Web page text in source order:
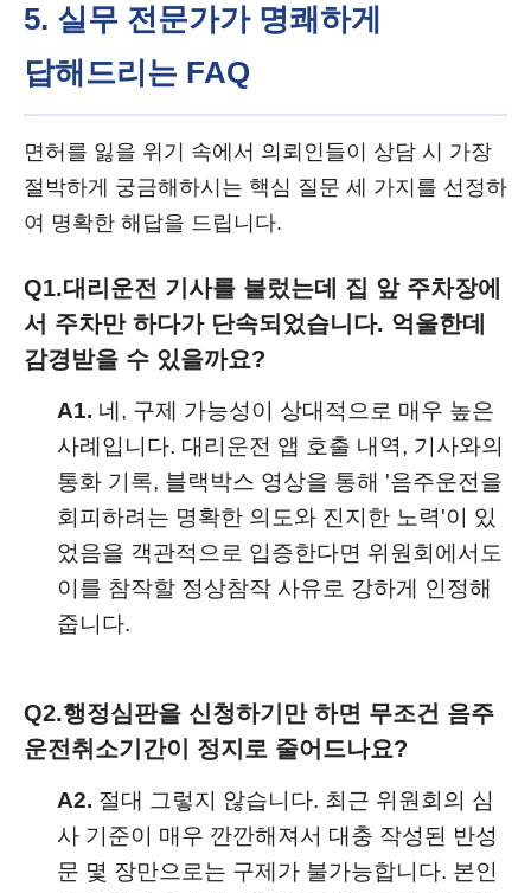
5. 실무 전문가가 명쾌하게
답해드리는 FAQ
면허를 잃을 위기 속에서 의뢰인들이 상담 시 가장
절박하게 궁금해하시는 핵심 질문 세 가지를 선정하
여 명확한 해답을 드립니다.
Q1.대리운전 기사를 불렀는데 집 앞 주차장에
서 주차만 하다가 단속되었습니다. 억울한데
감경받을 수 있을까요?
A1. 네, 구제 가능성이 상대적으로 매우 높은
사례입니다. 대리운전 앱 호출 내역, 기사와의
통화 기록, 블랙박스 영상을 통해 '음주운전을
회피하려는 명확한 의도와 진지한 노력'이 있
었음을 객관적으로 입증한다면 위원회에서도
이를 참작할 정상참작 사유로 강하게 인정해
줍니다.
Q2.행정심판을 신청하기만 하면 무조건 음주
운전취소기간이 정지로 줄어드나요?
A2. 절대 그렇지 않습니다. 최근 위원회의 심
사 기준이 매우 깐깐해져서 대충 작성된 반성
문 몇 장만으로는 구제가 불가능합니다. 본인